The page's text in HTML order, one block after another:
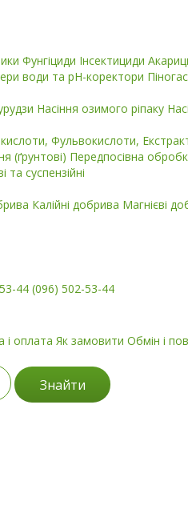
Фунгіциди Інсектициди
води та pH-коректори
Насіння озимого ріпаку
Фульвокислоти,
(ґрунтові) Передпосівна
та суспензійні
Калійні добрива Магнієві
44 (096) 502-53-44
і оплата Як замовити Обмін і
Знайти